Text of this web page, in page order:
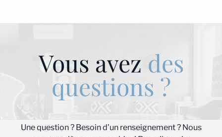
Vous avez des
questions ?
Une question ? Besoin d’un renseignement ? Nous